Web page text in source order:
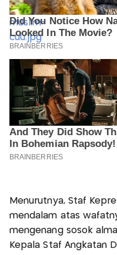
Menurutnya, Staf
mendalam atas
mengenang sosok
Kepala Staf Angkatan